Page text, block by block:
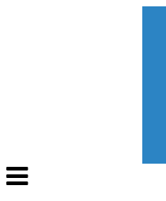
Veksle
navigasjon